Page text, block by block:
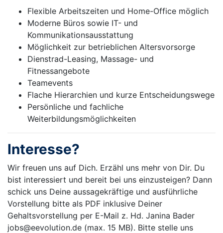
Flexible Arbeitszeiten und Home-Office möglich
Moderne Büros sowie IT- und
Kommunikationsausstattung
Möglichkeit zur betrieblichen Altersvorsorge
Dienstrad-Leasing, Massage- und
Fitnessangebote
Teamevents
Flache Hierarchien und kurze Entscheidungswege
Persönliche und fachliche
Weiterbildungsmöglichkeiten
Interesse?
Wir freuen uns auf Dich. Erzähl uns mehr von Dir. Du
bist interessiert und bereit bei uns einzusteigen? Dann
schick uns Deine aussagekräftige und ausführliche
Vorstellung bitte als PDF inklusive Deiner
Gehaltsvorstellung per E-Mail z. Hd. Janina Bader
jobs@eevolution.de (max. 15 MB). Bitte stelle uns